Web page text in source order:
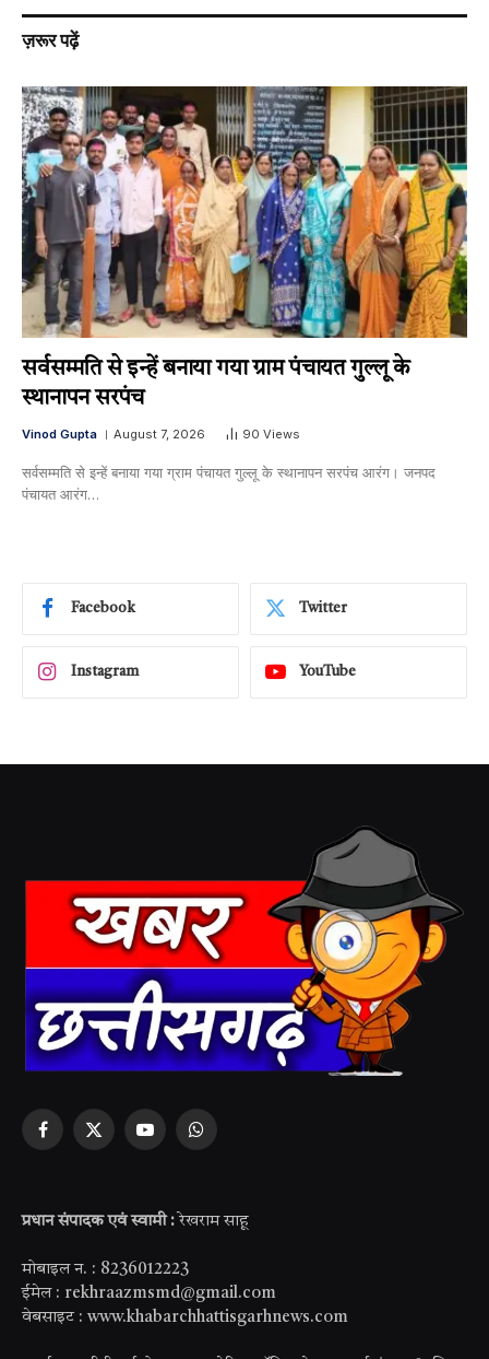
ज़रूर पढ़ें
सर्वसम्मति से इन्हें बनाया गया ग्राम पंचायत गुल्लू के
स्थानापन सरपंच
Vinod Gupta August 7, 2026 90 Views
सर्वसम्मति से इन्हें बनाया गया ग्राम पंचायत गुल्लू के स्थानापन सरपंच आरंग। जनपद
पंचायत आरंग…
Facebook Twitter
Instagram YouTube
Facebook
X
YouTubeWhatsApp
प्रधान संपादक एवं स्वामी : रेखराम साहू
मोबाइल न. : 8236012223
ईमेल : rekhraazmsmd@gmail.com
वेबसाइट : www.khabarchhattisgarhnews.com